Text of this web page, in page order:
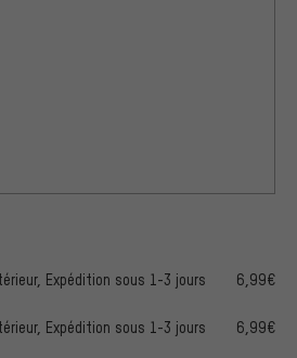
Expédition sous 1-3 jours
6,99€
Expédition sous 1-3 jours
6,99€